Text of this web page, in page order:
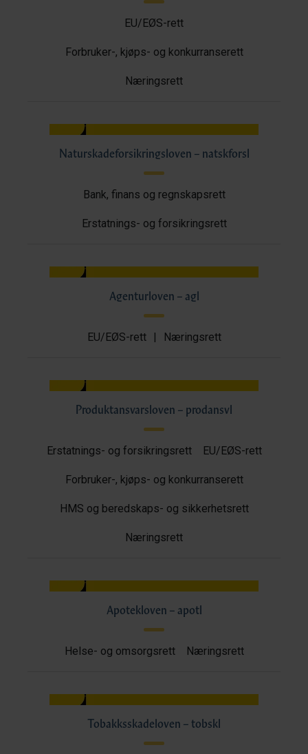
EU/EØS-rett
Forbruker-, kjøps- og konkurranserett
Næringsrett
Naturskadeforsikringsloven – natskforsl
Bank, finans og regnskapsrett
Erstatnings- og forsikringsrett
Agenturloven – agl
EU/EØS-rett | Næringsrett
Produktansvarsloven – prodansvl
Erstatnings- og forsikringsrett EU/EØS-rett
Forbruker-, kjøps- og konkurranserett
HMS og beredskaps- og sikkerhetsrett
Næringsrett
Apotekloven – apotl
Helse- og omsorgsrett Næringsrett
Tobakksskadeloven – tobskl